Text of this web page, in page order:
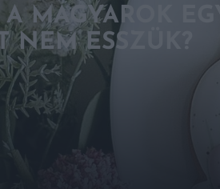
A MAGYAROK
NEM ESSZÜK?